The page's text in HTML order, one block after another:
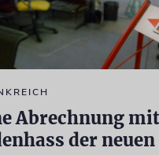
Abrechnung
der